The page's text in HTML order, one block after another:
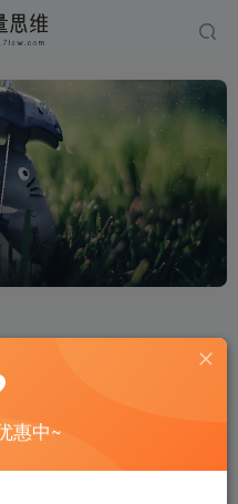
漫剧线上实训营，零基础入
学习、实战项目、名师指导、
# 高清
惠中~